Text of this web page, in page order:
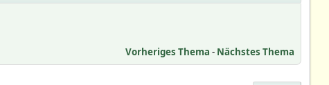
Vorheriges Thema - Nächstes Thema